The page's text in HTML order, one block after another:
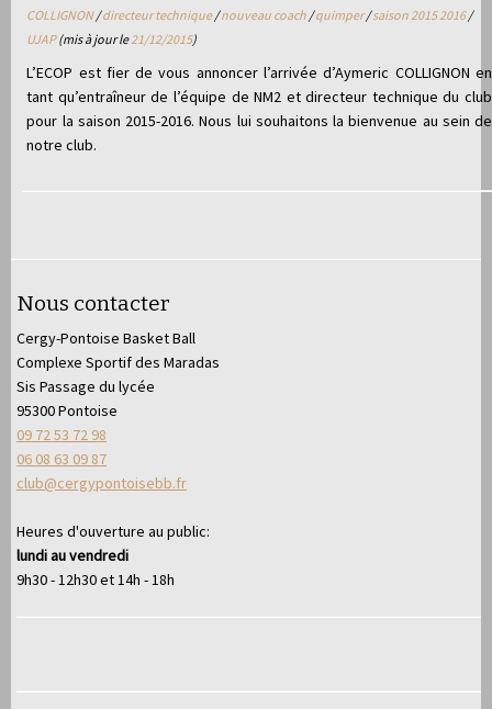
COLLIGNON/directeur technique/nouveau coach /quimper/saison 2015 2016/
UJAP(mis à jour le21/12/2015)
L’ECOP est fier de vous annoncer l’arrivée d’Aymeric COLLIGNON en
tant qu’entraîneur de l’équipe de NM2 et directeur technique du club
pour la saison 2015-2016. Nous lui souhaitons la bienvenue au sein de
notre club.
Nous contacter
Cergy-Pontoise Basket Ball
Complexe Sportif des Maradas
Sis Passage du lycée
95300 Pontoise
09 72 53 72 98
06 08 63 09 87
club@cergypontoisebb.fr
Heures d'ouverture au public:
lundi au vendredi
9h30 - 12h30 et 14h - 18h